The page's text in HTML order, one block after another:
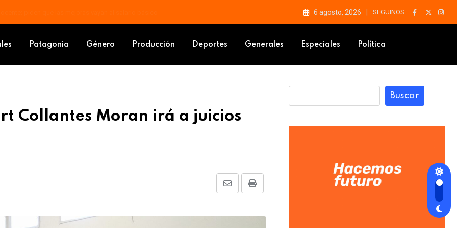
6 agosto, 2026 SEGUINOS :
Patagonia Género Producción Deportes Generales Especiales Política
Collantes Moran irá a juicios
Print
Share
Email
Buscar